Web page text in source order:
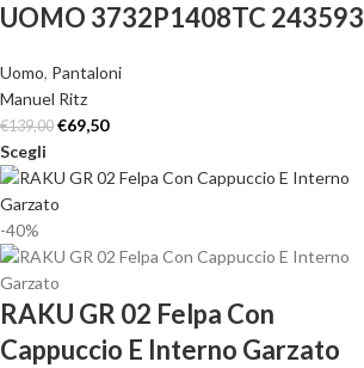
UOMO 3732P1408TC 243593
Uomo, Pantaloni
Manuel Ritz
€139,00 €69,50
Scegli
-40%
RAKU GR 02 Felpa Con
Cappuccio E Interno Garzato